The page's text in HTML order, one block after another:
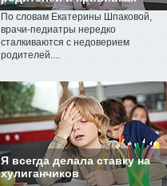
По словам Екатерины Шпаковой,
врачи-педиатры нередко
сталкиваются с недоверием
родителей....
Я всегда делала ставку на
хулиганчиков